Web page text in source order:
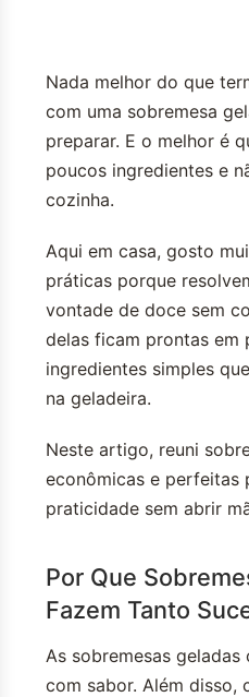
Nada melhor do que
com uma sobremesa
preparar. E o melhor é
poucos ingredientes e
cozinha.
Aqui em casa, gosto
práticas porque
vontade de doce sem
delas ficam prontas em
ingredientes simples
na geladeira.
Neste artigo, reuni
econômicas e perfeitas
praticidade sem abrir
Por Que
Fazem Tanto
As sobremesas
com sabor. Além disso,